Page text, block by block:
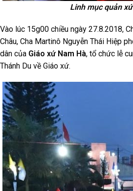
Linh mục quản
Vào lúc 15g00 chiều ngày 27.8.2018,
Châu, Cha Martinô Nguyễn Thái Hiệp
dân của Giáo xứ Nam Hà, tổ chức lễ
Thánh Du về Giáo xứ.